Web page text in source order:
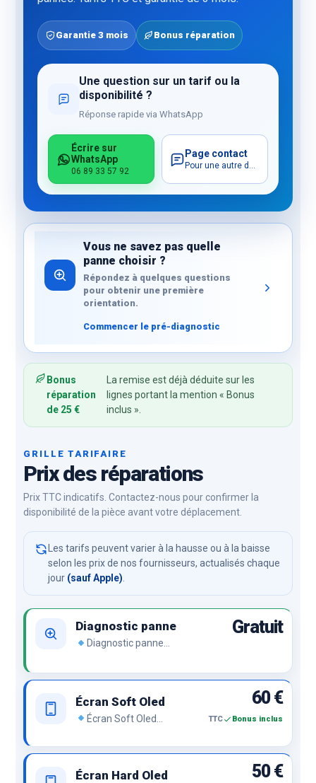
Garantie 3 mois Bonus réparation
Une question sur un tarif ou la
disponibilité ?
Réponse rapide via WhatsApp
Écrire sur
WhatsApp
06 89 33 57 92
Page contact
Pour une autre demande
Vous ne savez pas quelle
panne choisir ?
Répondez à quelques questions
pour obtenir une première
orientation.
Commencer le pré-diagnostic
Bonus
réparation
de 25 €
La remise est déjà déduite sur les
lignes portant la mention « Bonus
inclus ».
GRILLE TARIFAIRE
Prix des réparations
Prix TTC indicatifs. Contactez-nous pour confirmer la
disponibilité de la pièce avant votre déplacement.
Les tarifs peuvent varier à la hausse ou à la baisse
selon les prix de nos fournisseurs, actualisés chaque
jour (sauf Apple).
Diagnostic panne
Diagnostic panne
Gratuit
Écran Soft Oled
Écran Soft Oled
OLED originaux avec des
bords fins, le top du top. .
60 €
TTC Bonus inclus
Écran Hard Oled 50 €